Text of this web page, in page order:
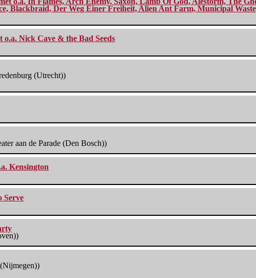
Blackbraid, Der Weg Einer Freiheit, Alien Ant Farm, Municipal
o.a. Nick Cave & the Bad Seeds
(Utrecht))
aan de Parade (Den Bosch))
Kensington
Serve